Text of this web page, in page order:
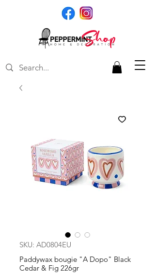
SKU: AD0804EU
Paddywax bougie "A Dopo" Black
Cedar & Fig 226gr